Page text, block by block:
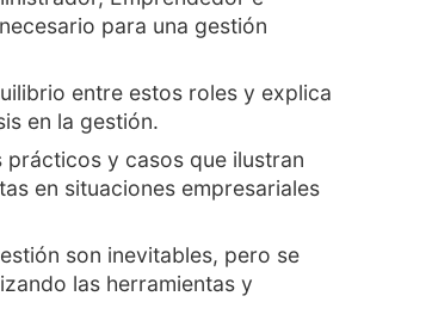
para una gestión
entre estos roles y explica
en la gestión.
y casos que ilustran
en situaciones empresariales
son inevitables, pero se
las herramientas y